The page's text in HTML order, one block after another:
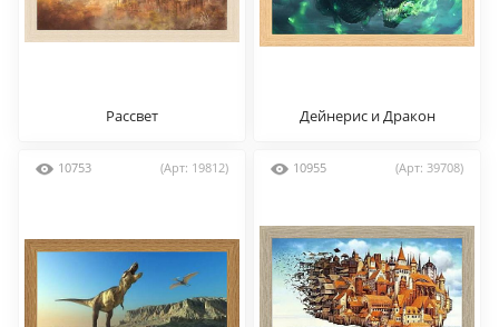
Рассвет Дейнерис и Дракон
10753 (Арт: 19812) 10955 (Арт: 39708)